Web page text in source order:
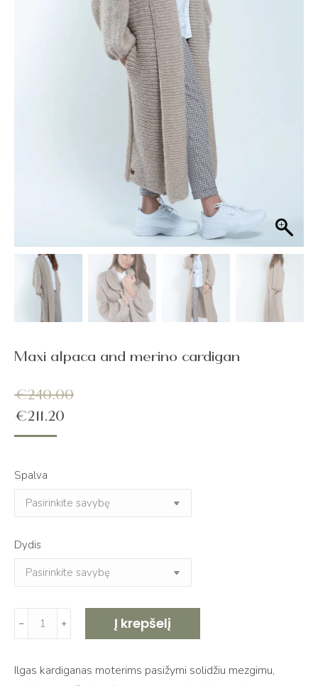
Maxi alpaca and merino cardigan
€240.00
€211.20
Spalva
Dydis
produkto
kiekis:
alpaca
﹣ ﹢ Į krepšelį
Ilgas kardiganas moterims pasižymi solidžiu mezgimu,